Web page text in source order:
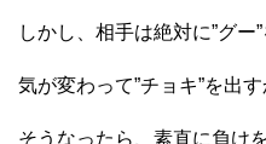
しかし、相手は絶対に”グー
気が変わって”チョキ”を出
そうなったら、素直に負け